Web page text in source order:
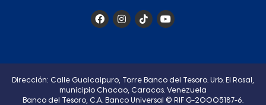
Dirección: Calle Guaicaipuro, Torre Banco del Tesoro. Urb. El Rosal,
municipio Chacao, Caracas. Venezuela
Banco del Tesoro, C.A. Banco Universal © RIF G-20005187-6.